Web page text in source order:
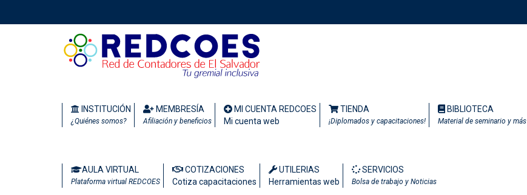
INSTITUCIÓN
¿Quiénes somos?
MEMBRESÍA
Afiliación y beneficios
MI CUENTA REDCOES
Mi cuenta web
TIENDA
¡Diplomados y capacitaciones!
BIBLIOTECA
Material de seminario y más
AULA VIRTUAL
Plataforma virtual REDCOES
COTIZACIONES
Cotiza capacitaciones
UTILERIAS
Herramientas web
SERVICIOS
Bolsa de trabajo y Noticias